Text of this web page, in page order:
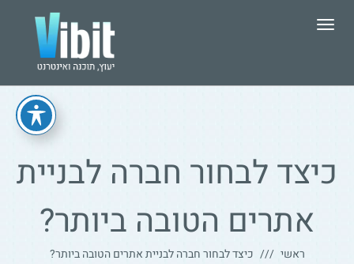
תפריט
כיצד לבחור חברה לבניית
אתרים הטובה ביותר?
ראשי כיצד לבחור חברה לבניית אתרים הטובה ביותר?